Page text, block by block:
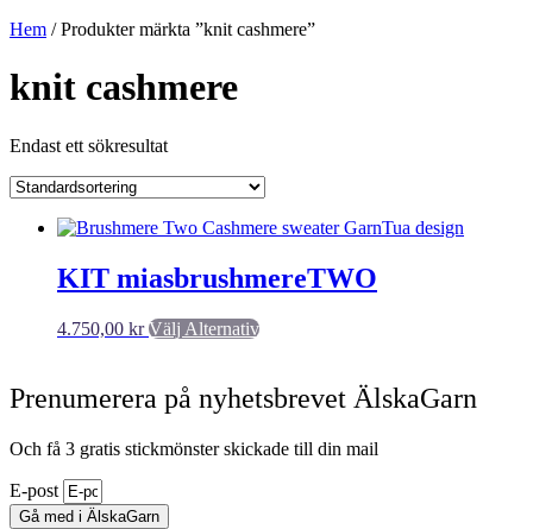
Hem / Produkter märkta ”knit cashmere”
knit cashmere
Endast ett sökresultat
KIT miasbrushmereTWO
4.750,00 kr Välj AlternativDen
har
flera
De
Prenumerera på nyhetsbrevet ÄlskaGarn
Och få 3 gratis stickmönster skickade till din mail
E-post
Gå med i ÄlskaGarn